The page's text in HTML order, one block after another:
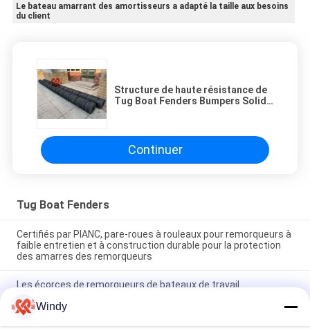
Le bateau amarrant des amortisseurs a adapté la taille aux besoins
du client
Structure de haute résistance de
Tug Boat Fenders Bumpers Solid
Continuer
Tug Boat Fenders
Certifiés par PIANC, pare-roues à rouleaux pour remorqueurs à
faible entretien et à construction durable pour la protection
des amarres des remorqueurs
Les écorces de remorqueurs de bateaux de travail
conformes aux normes internationales garantissant leur
longévité
Windy